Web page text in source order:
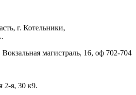
г. Котельники,
магистраль, 16, оф 702-704
2-я, 30 к9.